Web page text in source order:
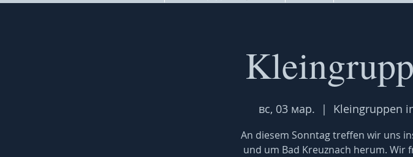
вс, 03 мар.
  |
Kleingruppen
An diesem Sonntag treffen wir uns
und um Bad Kreuznach herum. Wir